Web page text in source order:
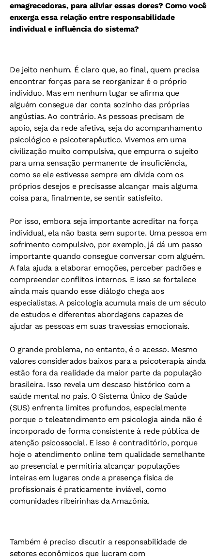
emagrecedoras, para aliviar essas dores? Como você
enxerga essa relação entre responsabilidade
individual e influência do sistema?
De jeito nenhum. É claro que, ao final, quem precisa
encontrar forças para se reorganizar é o próprio
indivíduo. Mas em nenhum lugar se afirma que
alguém consegue dar conta sozinho das próprias
angústias. Ao contrário. As pessoas precisam de
apoio, seja da rede afetiva, seja do acompanhamento
psicológico e psicoterapêutico. Vivemos em uma
civilização muito compulsiva, que empurra o sujeito
para uma sensação permanente de insuficiência,
como se ele estivesse sempre em dívida com os
próprios desejos e precisasse alcançar mais alguma
coisa para, finalmente, se sentir satisfeito.
Por isso, embora seja importante acreditar na força
individual, ela não basta sem suporte. Uma pessoa em
sofrimento compulsivo, por exemplo, já dá um passo
importante quando consegue conversar com alguém.
A fala ajuda a elaborar emoções, perceber padrões e
compreender conflitos internos. E isso se fortalece
ainda mais quando esse diálogo chega aos
especialistas. A psicologia acumula mais de um século
de estudos e diferentes abordagens capazes de
ajudar as pessoas em suas travessias emocionais.
O grande problema, no entanto, é o acesso. Mesmo
valores considerados baixos para a psicoterapia ainda
estão fora da realidade da maior parte da população
brasileira. Isso revela um descaso histórico com a
saúde mental no país. O Sistema Único de Saúde
(SUS) enfrenta limites profundos, especialmente
porque o teleatendimento em psicologia ainda não é
incorporado de forma consistente à rede pública de
atenção psicossocial. E isso é contraditório, porque
hoje o atendimento online tem qualidade semelhante
ao presencial e permitiria alcançar populações
inteiras em lugares onde a presença física de
profissionais é praticamente inviável, como
comunidades ribeirinhas da Amazônia.
Também é preciso discutir a responsabilidade de
setores econômicos que lucram com